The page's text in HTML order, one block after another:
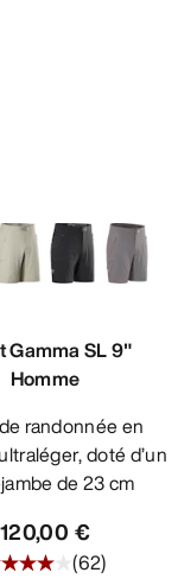
Gamma SL 9"
Homme
doté d’un
de 23 cm
120,00 €
(62)